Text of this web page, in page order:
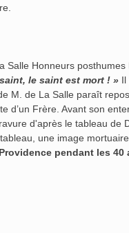
Honneurs posthumes
le saint est mort ! » Il
M. de La Salle paraît
d’un Frère. Avant son
une image
pendant les 40